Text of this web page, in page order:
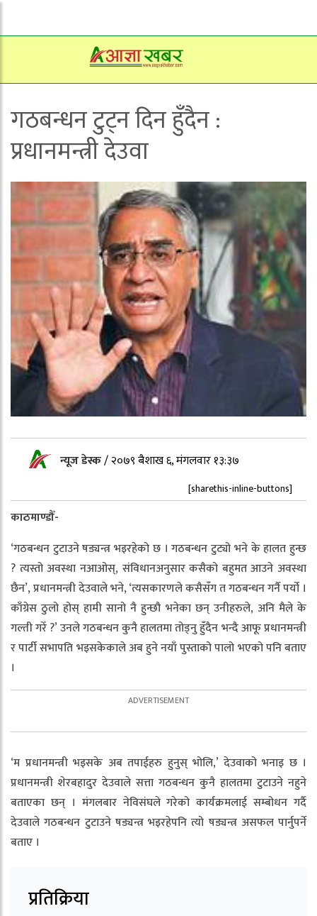
गठबन्धन टुट्न दिन हुँदैन :
प्रधानमन्त्री देउवा
न्यूज डेस्क/२०७९ बैशाख ६, मंगलवार १३:३७
[sharethis-inline-buttons]
काठमाण्डौँ-
‘गठबन्धन टुटाउने षड्यन्त्र भइरहेको छ । गठबन्धन टुट्यो भने के हालत हुन्छ
? त्यस्तो अवस्था नआओस्, संविधानअनुसार कसैको बहुमत आउने अवस्था
छैन’, प्रधानमन्त्री देउवाले भने, ‘त्यसकारणले कसैसँग त गठबन्धन गर्नै पर्यो ।
काँग्रेस ठुलो होस् हामी सानो नै हुन्छौ भनेका छन् उनीहरुले, अनि मैले के
गल्ती गरेँ ?’ उनले गठबन्धन कुनै हालतमा तोड्नु हुँदैन भन्दै आफू प्रधानमन्त्री
र पार्टी सभापति भइसकेकाले अब हुने नयाँ पुस्ताको पालो भएको पनि बताए
।
‘म प्रधानमन्त्री भइसके अब तपाईहरु हुनुस् भोलि,’ देउवाको भनाइ छ ।
प्रधानमन्त्री शेरबहादुर देउवाले सत्ता गठबन्धन कुनै हालतमा टुटाउने नहुने
बताएका छन् । मंगलबार नेविसंघले गरेको कार्यक्रमलाई सम्बोधन गर्दै
देउवाले गठबन्धन टुटाउने षड्यन्त्र भइरहेपनि त्यो षड्यन्त्र असफल पार्नुपर्ने
बताए ।
प्रतिक्रिया